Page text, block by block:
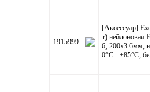
1915999
[Аксессуар]
т) нейлоновая
6, 200x3.6мм,
0°C - +85°C,